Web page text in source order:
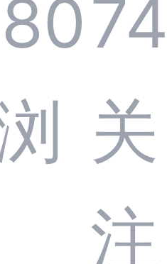
与
化
道
对
关
注